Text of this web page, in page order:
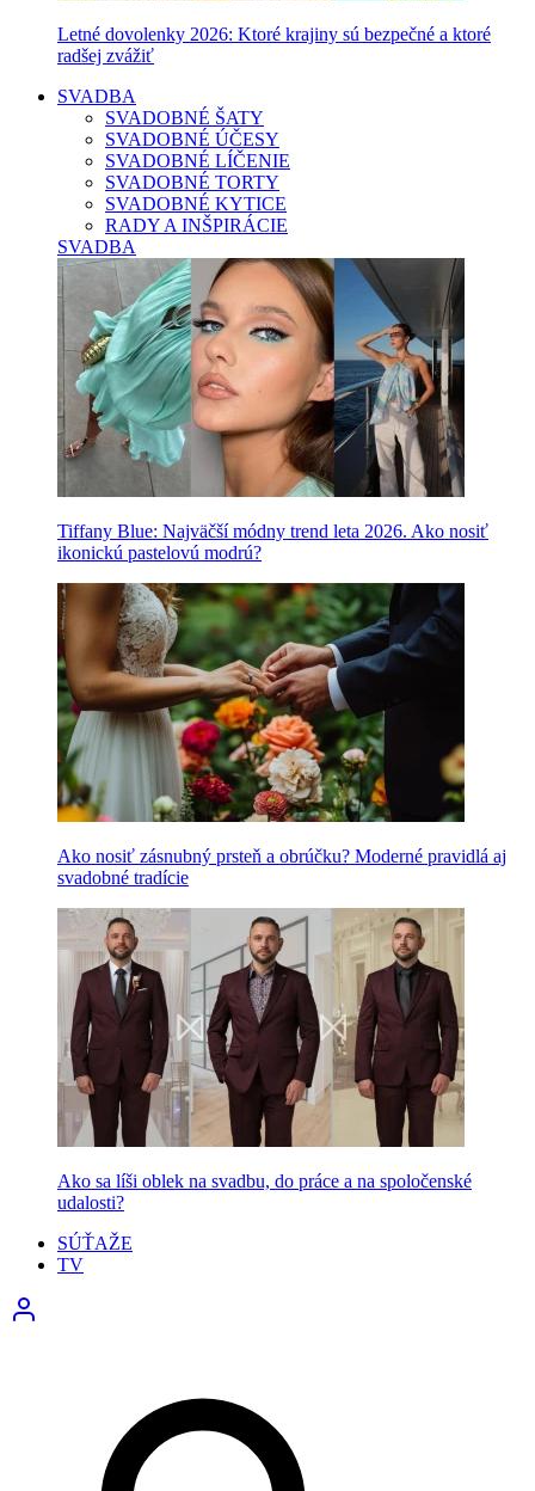
Letné dovolenky 2026: Ktoré krajiny sú bezpečné a ktoré
radšej zvážiť
SVADBA
SVADOBNÉ ŠATY
SVADOBNÉ ÚČESY
SVADOBNÉ LÍČENIE
SVADOBNÉ TORTY
SVADOBNÉ KYTICE
RADY A INŠPIRÁCIE
SVADBA
Tiffany Blue: Najväčší módny trend leta 2026. Ako nosiť
ikonickú pastelovú modrú?
Ako nosiť zásnubný prsteň a obrúčku? Moderné pravidlá aj
svadobné tradície
Ako sa líši oblek na svadbu, do práce a na spoločenské
udalosti?
SÚŤAŽE
TV